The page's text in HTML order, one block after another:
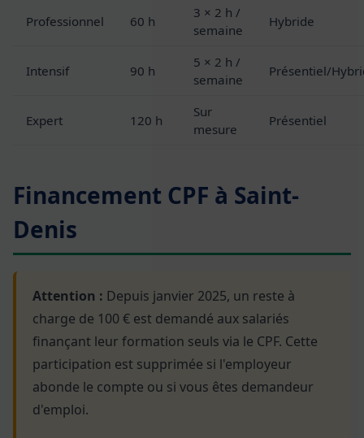
Professionnel 60 h
3 × 2 h /
semaine
Hybride
Intensif 90 h
5 × 2 h /
semaine
Présentiel/
Expert 120 h
Sur
mesure
Présentiel
Financement CPF à Saint-
Denis
Attention : Depuis janvier 2025, un reste à
charge de 100 € est demandé aux salariés
finançant leur formation seuls via le CPF. Cette
participation est supprimée si l'employeur
abonde le compte ou si vous êtes demandeur
d'emploi.